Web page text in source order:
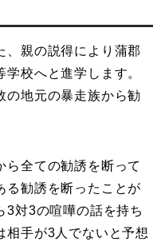
、親の説得により蒲郡
校へと進学します。
の地元の暴走族から勧
ら全ての勧誘を断って
る勧誘を断ったことが
3対3の喧嘩の話を持ち
相手が3人でないと予想